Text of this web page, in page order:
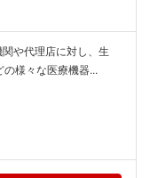
関や代理店に対し、生
様々な医療機器...